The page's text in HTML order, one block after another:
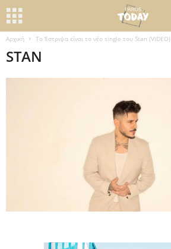
Αρχική Το Έστριψα είναι το νέο single του Stan (VIDEO)
STAN